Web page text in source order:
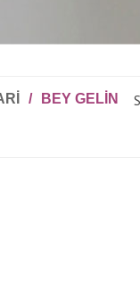
/ BEY GELIN